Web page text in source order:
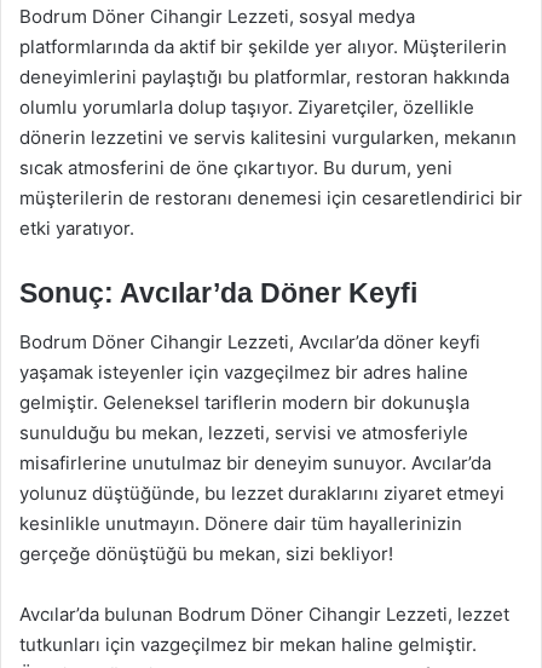
Bodrum Döner Cihangir Lezzeti, sosyal medya
platformlarında da aktif bir şekilde yer alıyor. Müşterilerin
deneyimlerini paylaştığı bu platformlar, restoran hakkında
olumlu yorumlarla dolup taşıyor. Ziyaretçiler, özellikle
dönerin lezzetini ve servis kalitesini vurgularken, mekanın
sıcak atmosferini de öne çıkartıyor. Bu durum, yeni
müşterilerin de restoranı denemesi için cesaretlendirici bir
etki yaratıyor.
Sonuç: Avcılar’da Döner Keyfi
Bodrum Döner Cihangir Lezzeti, Avcılar’da döner keyfi
yaşamak isteyenler için vazgeçilmez bir adres haline
gelmiştir. Geleneksel tariflerin modern bir dokunuşla
sunulduğu bu mekan, lezzeti, servisi ve atmosferiyle
misafirlerine unutulmaz bir deneyim sunuyor. Avcılar’da
yolunuz düştüğünde, bu lezzet duraklarını ziyaret etmeyi
kesinlikle unutmayın. Dönere dair tüm hayallerinizin
gerçeğe dönüştüğü bu mekan, sizi bekliyor!
Avcılar’da bulunan Bodrum Döner Cihangir Lezzeti, lezzet
tutkunları için vazgeçilmez bir mekan haline gelmiştir.